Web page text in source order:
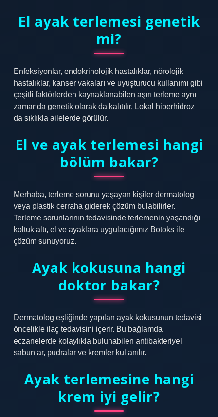
El ayak terlemesi genetik
mi?
Enfeksiyonlar, endokrinolojik hastalıklar, nörolojik
hastalıklar, kanser vakaları ve uyuşturucu kullanımı gibi
çeşitli faktörlerden kaynaklanabilen aşırı terleme aynı
zamanda genetik olarak da kalıtılır. Lokal hiperhidroz
da sıklıkla ailelerde görülür.
El ve ayak terlemesi hangi
bölüm bakar?
Merhaba, terleme sorunu yaşayan kişiler dermatolog
veya plastik cerraha giderek çözüm bulabilirler.
Terleme sorunlarının tedavisinde terlemenin yaşandığı
koltuk altı, el ve ayaklara uyguladığımız Botoks ile
çözüm sunuyoruz.
Ayak kokusuna hangi
doktor bakar?
Dermatolog eşliğinde yapılan ayak kokusunun tedavisi
öncelikle ilaç tedavisini içerir. Bu bağlamda
eczanelerde kolaylıkla bulunabilen antibakteriyel
sabunlar, pudralar ve kremler kullanılır.
Ayak terlemesine hangi
krem iyi gelir?